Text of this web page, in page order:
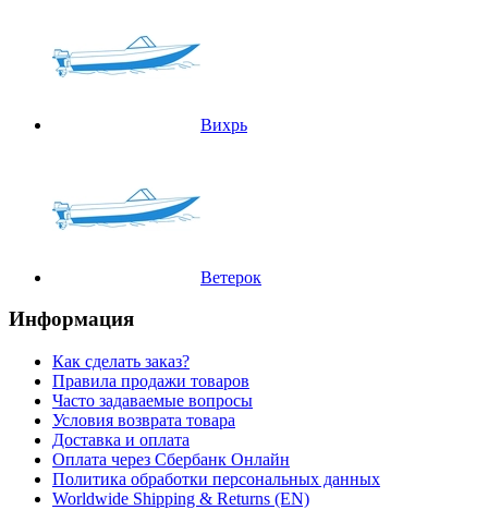
Вихрь
Ветерок
Информация
Как сделать заказ?
Правила продажи товаров
Часто задаваемые вопросы
Условия возврата товара
Доставка и оплата
Оплата через Сбербанк Онлайн
Политика обработки персональных данных
Worldwide Shipping & Returns (EN)